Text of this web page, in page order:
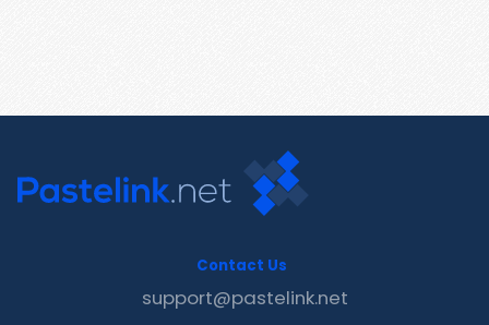
Contact Us
support@pastelink.net